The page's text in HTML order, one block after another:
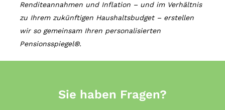
Renditeannahmen und Inflation – und im Verhältnis
zu Ihrem zukünftigen Haushaltsbudget – erstellen
wir so gemeinsam Ihren personalisierten
Pensionsspiegel®.
Sie haben Fragen?